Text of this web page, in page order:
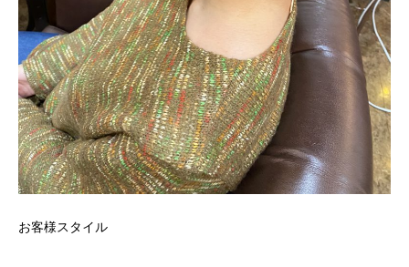
お客様スタイル